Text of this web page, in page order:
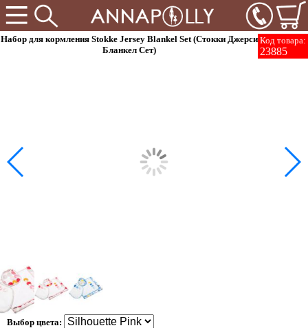
Код товара:
23885
Набор для кормления Stokke Jersey Blankel Set (Стокки Джерси
Бланкел Сет)
Выбор цвета: